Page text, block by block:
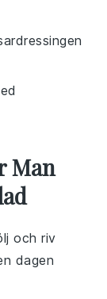
Man
och riv
dagen